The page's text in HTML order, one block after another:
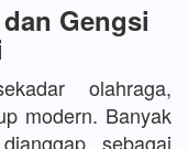
Gengsi
olahraga,
modern. Banyak
sebagai